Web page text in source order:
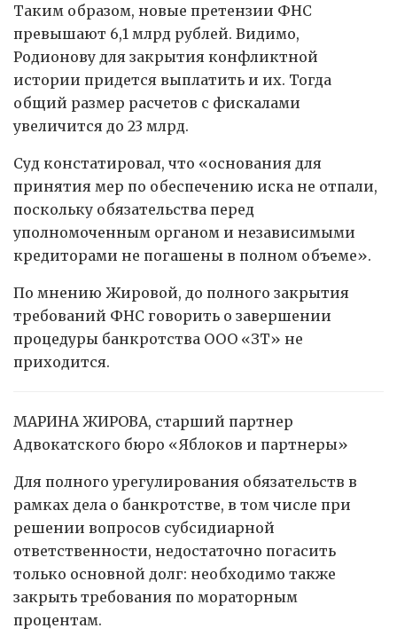
Таким образом, новые претензии ФНС
превышают 6,1 млрд рублей. Видимо,
Родионову для закрытия конфликтной
истории придется выплатить и их. Тогда
общий размер расчетов с фискалами
увеличится до 23 млрд.
Суд констатировал, что «основания для
принятия мер по обеспечению иска не отпали,
поскольку обязательства перед
уполномоченным органом и независимыми
кредиторами не погашены в полном объеме».
По мнению Жировой, до полного закрытия
требований ФНС говорить о завершении
процедуры банкротства ООО «ЗТ» не
приходится.
МАРИНА ЖИРОВА, старший партнер
Адвокатского бюро «Яблоков и партнеры»
Для полного урегулирования обязательств в
рамках дела о банкротстве, в том числе при
решении вопросов субсидиарной
ответственности, недостаточно погасить
только основной долг: необходимо также
закрыть требования по мораторным
процентам.